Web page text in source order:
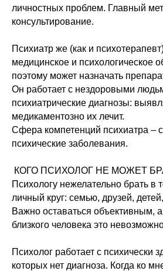
личностных проблем. Главный
консультирование.
Психиатр же (как и
медицинское и психологическое
поэтому может назначать
Он работает с нездоровыми
психиатрические диагнозы:
медикаментозно их лечит.
Сфера компетенций психиатра –
психические заболевания.
КОГО ПСИХОЛОГ НЕ МОЖЕТ
Психологу нежелательно брать в
личный круг: семью, друзей,
Важно оставаться объективным,
близкого человека это
Психолог работает с психически
которых нет диагноза. Когда ко